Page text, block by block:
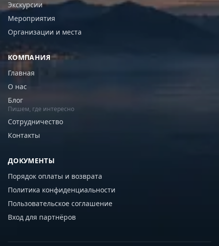
Экскурсии
Мероприятия
Организации и места
КОМПАНИЯ
Главная
О нас
Блог
Пишем, где интересно
Сотрудничество
Контакты
ДОКУМЕНТЫ
Порядок оплаты и возврата
Политика конфиденциальности
Пользовательское соглашение
Вход для партнёров